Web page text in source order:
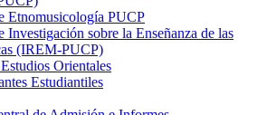
Etnomusicología PUCP
Investigación sobre la Enseñanza de las
(IREM-PUCP)
Orientales
Estudiantiles